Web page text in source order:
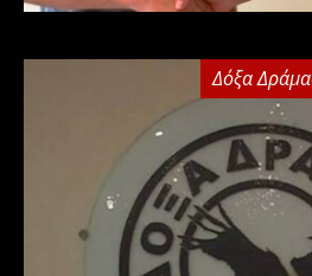
Δόξα